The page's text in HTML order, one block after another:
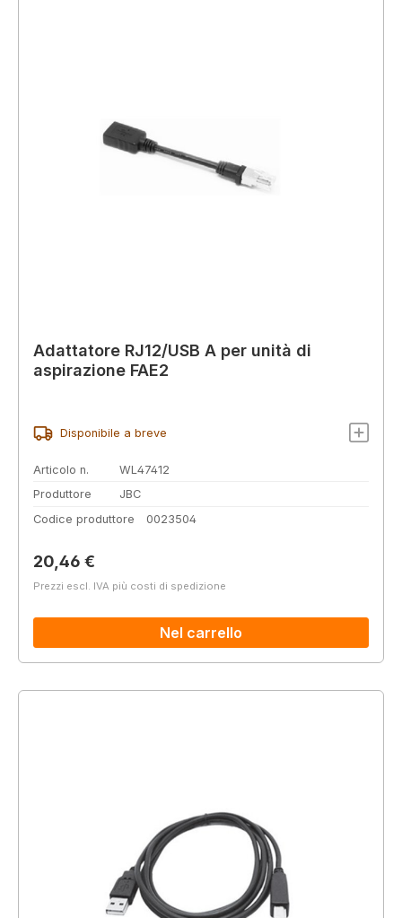
Adattatore RJ12/USB A per unità di
aspirazione FAE2
Disponibile a breve
Articolo n.
WL47412
Produttore
JBC
Codice produttore
0023504
Prezzo normale:
20,46 €
Prezzi escl. IVA più costi di spedizione
Nel carrello